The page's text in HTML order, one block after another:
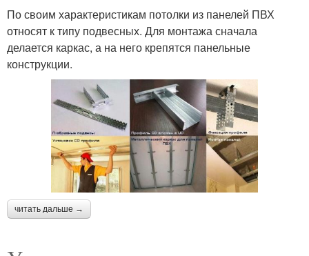
По своим характеристикам потолки из панелей ПВХ
относят к типу подвесных. Для монтажа сначала
делается каркас, а на него крепятся панельные
конструкции.
читать дальше →